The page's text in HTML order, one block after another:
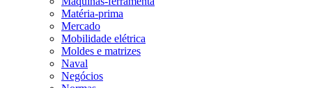
Matéria-prima
Mercado
Mobilidade elétrica
Moldes e matrizes
Naval
Negócios